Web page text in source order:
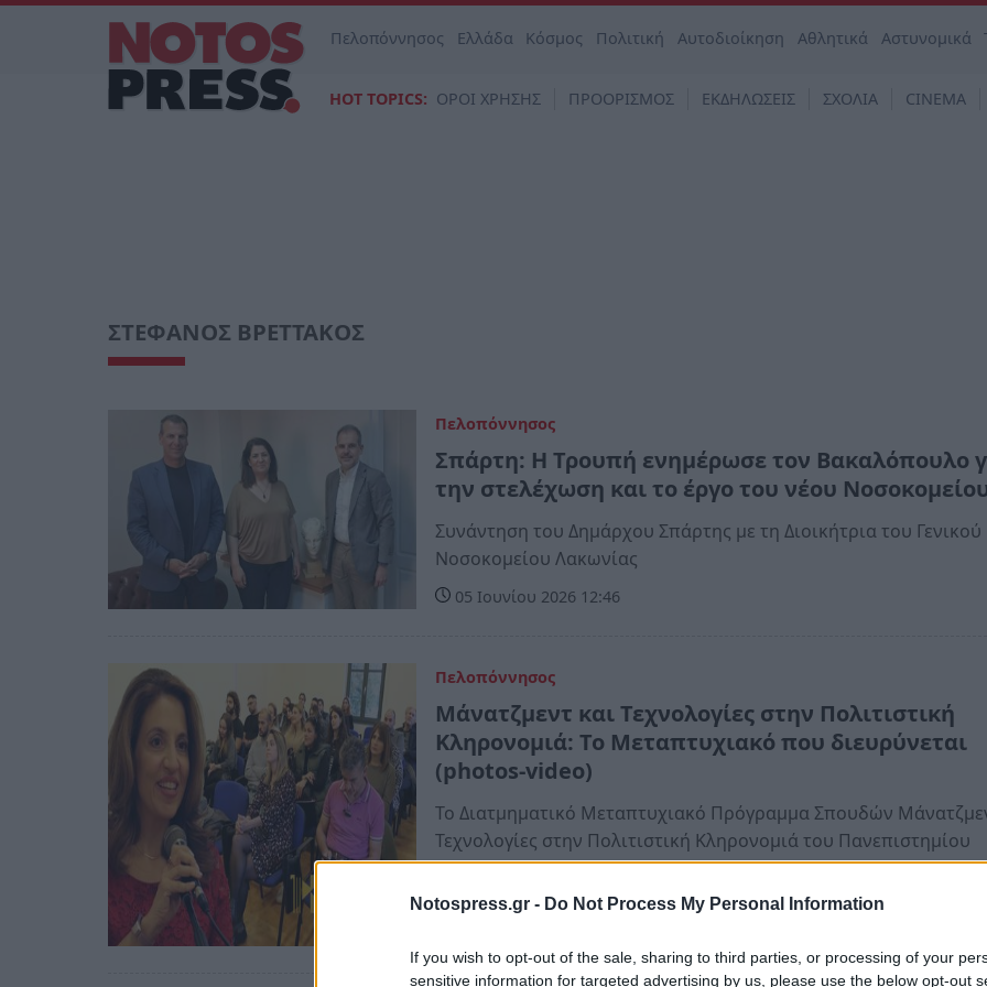
Notospress.gr - Do Not Process My Personal Information
If you wish to opt-out of the sale, sharing to third parties, or processing of your
sensitive information for targeted advertising by us, please use the below opt-out
Πελοπόννησος Ελλάδα Κόσμος Πολιτική Αυτοδιοίκηση Αθλητικά Αστυνομικά
HOT TOPICS: ΟΡΟΙ ΧΡΗΣΗΣ ΠΡΟΟΡΙΣΜΟΣ ΕΚΔΗΛΩΣΕΙΣ ΣΧΟΛΙΑ CINEMA
ΣΤΕΦΑΝΟΣ ΒΡΕΤΤΑΚΟΣ
Πελοπόννησος
Σπάρτη: Η Τρουπή ενημέρωσε τον Βακαλόπουλο
την στελέχωση και το έργο του νέου
Συνάντηση του Δημάρχου Σπάρτης με τη Διοικήτρια του Γενικού
Νοσοκομείου Λακωνίας
05 Ιουνίου 2026 12:46
Πελοπόννησος
Μάνατζμεντ και Τεχνολογίες στην Πολιτιστική
Κληρονομιά: Το Μεταπτυχιακό που διευρύνεται
(photos-video)
Το Διατμηματικό Μεταπτυχιακό Πρόγραμμα Σπουδών
Τεχνολογίες στην Πολιτιστική Κληρονομιά του Πανεπιστημίου
Πελοποννήσου υποδέχθηκε τους νέους φοιτητές του στο
στον Μυστρά